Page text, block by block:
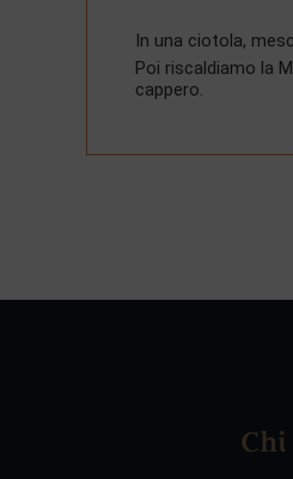
In una ciotola,
Poi riscaldiamo la
cappero.
Chi